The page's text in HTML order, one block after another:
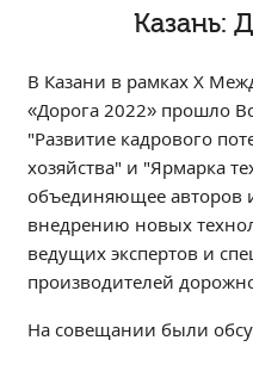
Профессионалитет
АБИТУРИЕНТУ
Опрос по качеству
Новости
Наблюдательный совет
Информация
Независимая оценка
Казань:
В Казани в рамках X
«Дорога 2022» прошло
"Развитие кадрового
хозяйства" и "Ярмарка
объединяющее авторов
внедрению новых
ведущих экспертов и
производителей
На совещании были